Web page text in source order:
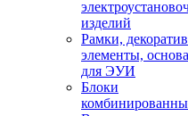
изделий
Рамки,
элементы,
для ЭУИ
Блоки